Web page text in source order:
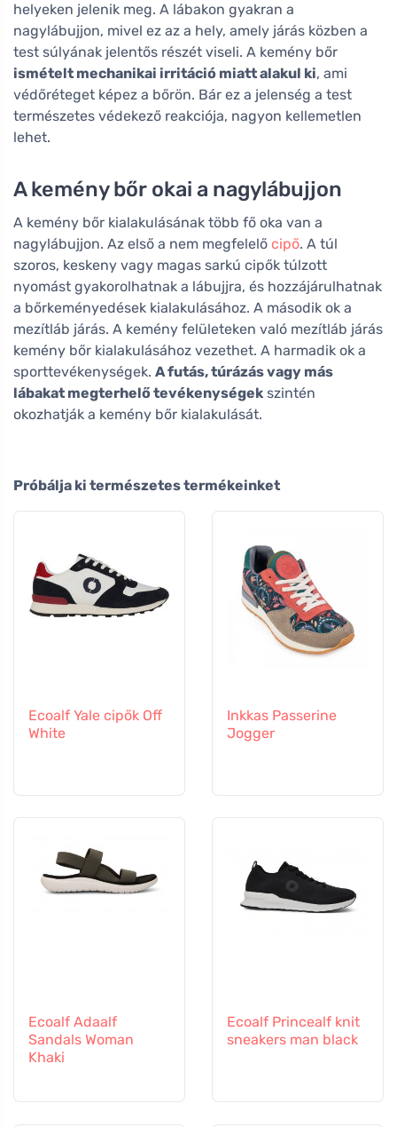
helyeken jelenik meg. A lábakon gyakran a
nagylábujjon, mivel ez az a hely, amely járás közben a
test súlyának jelentős részét viseli. A kemény bőr
ismételt mechanikai irritáció miatt alakul ki, ami
védőréteget képez a bőrön. Bár ez a jelenség a test
természetes védekező reakciója, nagyon kellemetlen
lehet.
A kemény bőr okai a nagylábujjon
A kemény bőr kialakulásának több fő oka van a
nagylábujjon. Az első a nem megfelelő cipő. A túl
szoros, keskeny vagy magas sarkú cipők túlzott
nyomást gyakorolhatnak a lábujjra, és hozzájárulhatnak
a bőrkeményedések kialakulásához. A második ok a
mezítláb járás. A kemény felületeken való mezítláb járás
kemény bőr kialakulásához vezethet. A harmadik ok a
sporttevékenységek. A futás, túrázás vagy más
lábakat megterhelő tevékenységek szintén
okozhatják a kemény bőr kialakulását.
Próbálja ki természetes termékeinket
Ecoalf Yale cipők Off
White
Inkkas Passerine
Jogger
Ecoalf Adaalf
Sandals Woman
Khaki
Ecoalf Princealf knit
sneakers man black